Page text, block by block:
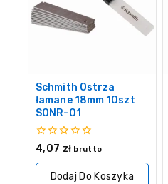
Schmith Ostrza
łamane 18mm 10szt
SONR-01
0
5
4,07 zł brutto
Dodaj Do Koszyka